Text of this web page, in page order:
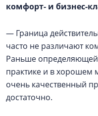
комфорт- и бизнес-
— Граница
часто не различают
Раньше
практике и в хорошем
очень качественный
достаточно.